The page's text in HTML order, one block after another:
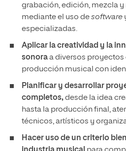
grabación, edición, mezcla
mediante el uso desoftware
especializadas.
Aplicar la creatividad y la
sonoraa diversos proyectos
producción musical con
Planificar y desarrollar
completos,desde la idea
hasta la producción final,
técnicos, artísticos y
Hacer uso de un criterio